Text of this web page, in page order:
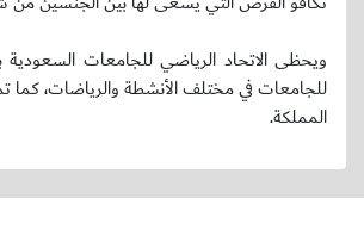
ويحظى الاتحاد الرياضي للجامعات السعودية
للجامعات في مختلف الأنشطة والرياضات، كما
المملكة.